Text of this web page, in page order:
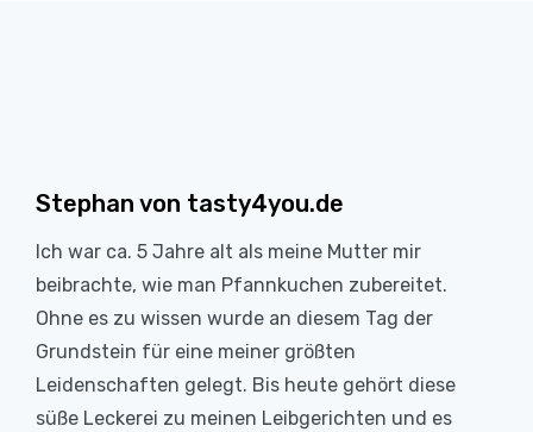
Stephan von tasty4you.de
Ich war ca. 5 Jahre alt als meine Mutter mir
beibrachte, wie man Pfannkuchen zubereitet.
Ohne es zu wissen wurde an diesem Tag der
Grundstein für eine meiner größten
Leidenschaften gelegt. Bis heute gehört diese
süße Leckerei zu meinen Leibgerichten und es